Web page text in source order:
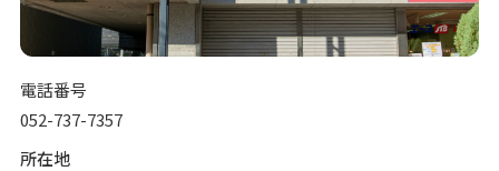
電話番号
052-737-7357
所在地